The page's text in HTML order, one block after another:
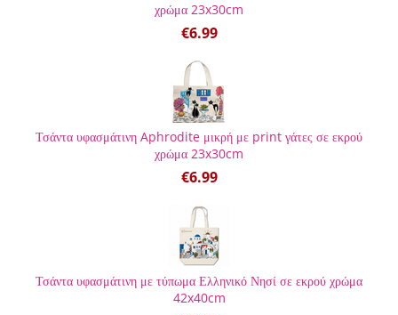
χρώμα 23x30cm
€6.99
Τσάντα υφασμάτινη Aphrodite μικρή με print γάτες σε εκρού
χρώμα 23x30cm
€6.99
Τσάντα υφασμάτινη με τύπωμα Ελληνικό Νησί σε εκρού χρώμα
42x40cm